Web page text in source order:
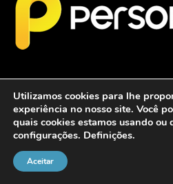
2026 - Personalcob - CNPJ:
Utilizamos cookies para lhe
experiência no nosso site. Você
quais cookies estamos usando ou
configurações. Definições.
Aceitar